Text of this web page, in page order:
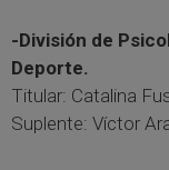
-División de
Deporte.
Titular: Catalina
Suplente: Víctor